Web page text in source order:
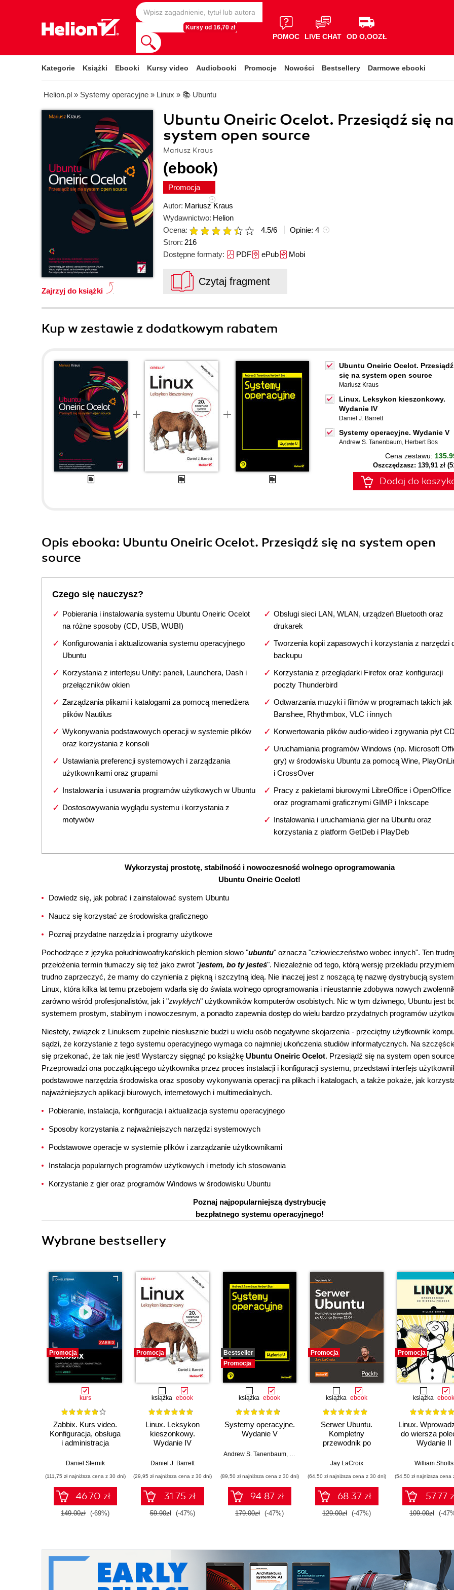
Kursy od 16,70 zł
POMOC LIVE CHAT OD O,OOZŁ
Kategorie Książki Ebooki Kursy video Audiobooki Promocje Nowości Bestsellery Darmowe ebooki
Helion.pl » Systemy operacyjne » Linux » 📚 Ubuntu
Ubuntu Oneiric Ocelot. Przesiądź się na
system open source
Mariusz Kraus
(ebook)
Promocja
Zajrzyj do książki
Autor: Mariusz Kraus
Wydawnictwo: Helion
Ocena:
4.5/6 Opinie: 4
Stron: 216
Dostępne formaty: PDFePubMobi
Czytaj fragment
Kup w zestawie z dodatkowym rabatem
Ubuntu Oneiric Ocelot. Przesiądź
się na system open source
Mariusz Kraus
Linux. Leksykon kieszonkowy.
Wydanie IV
Daniel J. Barrett
Systemy operacyjne. Wydanie V
Andrew S. Tanenbaum, Herbert Bos
Cena zestawu:
Oszczędzasz: 139,91 zł
Dodaj do
Opis ebooka: Ubuntu Oneiric Ocelot. Przesiądź się na system open
source
Czego się nauczysz?
Pobierania i instalowania systemu Ubuntu Oneiric Ocelot
na różne sposoby (CD, USB, WUBI)
Konfigurowania i aktualizowania systemu operacyjnego
Ubuntu
Korzystania z interfejsu Unity: paneli, Launchera, Dash i
przełączników okien
Zarządzania plikami i katalogami za pomocą menedżera
plików Nautilus
Wykonywania podstawowych operacji w systemie plików
oraz korzystania z konsoli
Ustawiania preferencji systemowych i zarządzania
użytkownikami oraz grupami
Instalowania i usuwania programów użytkowych w Ubuntu
Dostosowywania wyglądu systemu i korzystania z
motywów
Obsługi sieci LAN, WLAN, urządzeń Bluetooth oraz
drukarek
Tworzenia kopii zapasowych i korzystania z narzędzi
backupu
Korzystania z przeglądarki Firefox oraz konfiguracji
poczty Thunderbird
Odtwarzania muzyki i filmów w programach takich jak
Banshee, Rhythmbox, VLC i innych
Konwertowania plików audio-wideo i zgrywania płyt CD
Uruchamiania programów Windows (np. Microsoft
gry) w środowisku Ubuntu za pomocą Wine,
i CrossOver
Pracy z pakietami biurowymi LibreOffice i OpenOffice
oraz programami graficznymi GIMP i Inkscape
Instalowania i uruchamiania gier na Ubuntu oraz
korzystania z platform GetDeb i PlayDeb
Wykorzystaj prostotę, stabilność i nowoczesność wolnego oprogramowania
Ubuntu Oneiric Ocelot!
Dowiedz się, jak pobrać i zainstalować system Ubuntu
Naucz się korzystać ze środowiska graficznego
Poznaj przydatne narzędzia i programy użytkowe
Pochodzące z języka południowoafrykańskich plemion słowo "ubuntu" oznacza "człowieczeństwo wobec innych". Ten
przełożenia termin tłumaczy się też jako zwrot "jestem, bo ty jesteś". Niezależnie od tego, którą wersję przekładu
trudno zaprzeczyć, że mamy do czynienia z piękną i szczytną ideą. Nie inaczej jest z noszącą tę nazwę dystrybucją
Linux, która kilka lat temu przebojem wdarła się do świata wolnego oprogramowania i nieustannie zdobywa nowych
zarówno wśród profesjonalistów, jak i "zwykłych" użytkowników komputerów osobistych. Nic w tym dziwnego, Ubuntu jest
systemem prostym, stabilnym i nowoczesnym, a ponadto zapewnia dostęp do wielu bardzo przydatnych programów
Niestety, związek z Linuksem zupełnie niesłusznie budzi u wielu osób negatywne skojarzenia - przeciętny użytkownik
sądzi, że korzystanie z tego systemu operacyjnego wymaga co najmniej ukończenia studiów informatycznych. Na
się przekonać, że tak nie jest! Wystarczy sięgnąć po książkę Ubuntu Oneiric Ocelot. Przesiądź się na system open source
Przeprowadzi ona początkującego użytkownika przez proces instalacji i konfiguracji systemu, przedstawi interfejs
podstawowe narzędzia środowiska oraz sposoby wykonywania operacji na plikach i katalogach, a także pokaże, jak
najważniejszych aplikacji biurowych, internetowych i multimedialnych.
Pobieranie, instalacja, konfiguracja i aktualizacja systemu operacyjnego
Sposoby korzystania z najważniejszych narzędzi systemowych
Podstawowe operacje w systemie plików i zarządzanie użytkownikami
Instalacja popularnych programów użytkowych i metody ich stosowania
Korzystanie z gier oraz programów Windows w środowisku Ubuntu
Poznaj najpopularniejszą dystrybucję
bezpłatnego systemu operacyjnego!
Wybrane bestsellery
Promocja
kurs
Zabbix. Kurs video.
Konfiguracja, obsługa
i administracja
Daniel Sternik
(111,75 zł najniższa cena z 30 dni)
46.70 zł
149.00zł (-69%)
Promocja
książka ebook
Linux. Leksykon
kieszonkowy.
Wydanie IV
Daniel J. Barrett
(29,95 zł najniższa cena z 30 dni)
31.75 zł
59.90zł (-47%)
Bestseller
Promocja
książka ebook
Systemy operacyjne.
Wydanie V
Andrew S. Tanenbaum, Herbert Bos
(89,50 zł najniższa cena z 30 dni)
94.87 zł
179.00zł (-47%)
Promocja
książka ebook
Serwer Ubuntu.
Kompletny
przewodnik po
Wydanie IV
Jay LaCroix
(64,50 zł najniższa cena z 30 dni)
68.37 zł
129.00zł (-47%)
Promocja
książka ebook
Linux.
do wiersza
Wydanie II
William Shotts
(54,50 zł najniższa cena
57.77
109.00zł (-